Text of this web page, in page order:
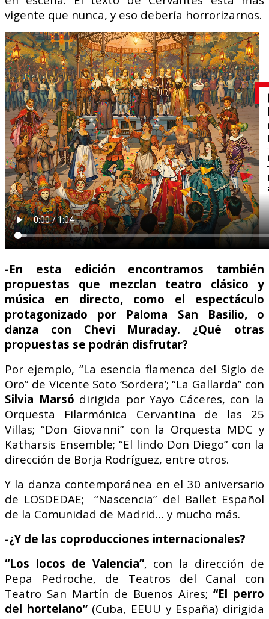
vigente que nunca, y eso debería horrorizarnos.
-En esta edición encontramos también
propuestas que mezclan teatro clásico y
música en directo, como el espectáculo
protagonizado por Paloma San Basilio, o
danza con Chevi Muraday. ¿Qué otras
propuestas se podrán disfrutar?
Por ejemplo, “La esencia flamenca del Siglo de
Oro” de Vicente Soto ‘Sordera’; “La Gallarda” con
Silvia Marsó dirigida por Yayo Cáceres, con la
Orquesta Filarmónica Cervantina de las 25
Villas; “Don Giovanni” con la Orquesta MDC y
Katharsis Ensemble; “El lindo Don Diego” con la
dirección de Borja Rodríguez, entre otros.
Y la danza contemporánea en el 30 aniversario
de LOSDEDAE; “Nascencia” del Ballet Español
de la Comunidad de Madrid… y mucho más.
-¿Y de las coproducciones internacionales?
“Los locos de Valencia”, con la dirección de
Pepa Pedroche, de Teatros del Canal con
Teatro San Martín de Buenos Aires; “El perro
del hortelano”(Cuba, EEUU y España) dirigida